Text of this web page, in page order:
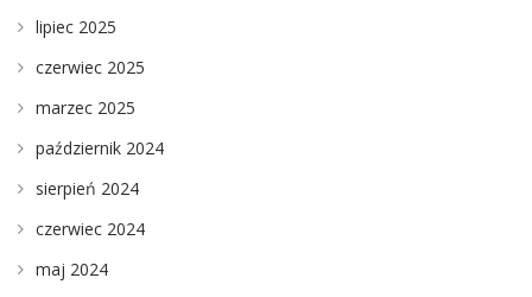
lipiec 2025
czerwiec 2025
marzec 2025
październik 2024
sierpień 2024
czerwiec 2024
maj 2024